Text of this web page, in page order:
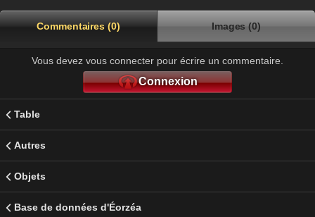
Commentaires (0) Images (0)
Vous devez vous connecter pour écrire un commentaire.
Connexion
Table
Autres
Objets
Base de données d'Éorzéa